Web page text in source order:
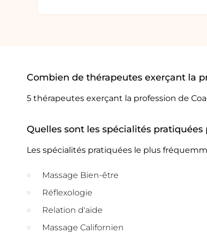
Combien de thérapeutes exerçant la
5 thérapeutes exerçant la profession de
Quelles sont les spécialités
Les spécialités pratiquées le plus
Massage Bien-être
Réflexologie
Relation d'aide
Massage Californien